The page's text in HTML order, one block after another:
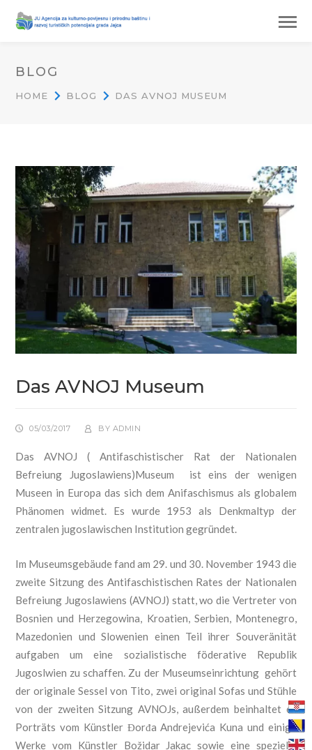
BLOG
HOME BLOG DAS AVNOJ MUSEUM
Das AVNOJ Museum
05/03/2017 BY ADMIN
Das AVNOJ ( Antifaschistischer Rat der Nationalen
Befreiung Jugoslawiens)Museum ist eins der wenigen
Museen in Europa das sich dem Anifaschismus als globalem
Phänomen widmet. Es wurde 1953 als Denkmaltyp der
zentralen jugoslawischen Institution gegründet.
Im Museumsgebäude fand am 29. und 30. November 1943 die
zweite Sitzung des Antifaschistischen Rates der Nationalen
Befreiung Jugoslawiens (AVNOJ) statt, wo die Vertreter von
Bosnien und Herzegowina, Kroatien, Serbien, Montenegro,
Mazedonien und Slowenien einen Teil ihrer Souveränität
aufgaben um eine sozialistische föderative Republik
Jugoslwien zu schaffen. Zu der Museumseinrichtung gehört
der originale Sessel von Tito, zwei original Sofas und Stühle
von der zweiten Sitzung AVNOJs, außerdem beinhaltet es
Porträts vom Künstler Đorđa Andrejevića Kuna und einige
Werke vom Künstler Božidar Jakac sowie eine spezielle